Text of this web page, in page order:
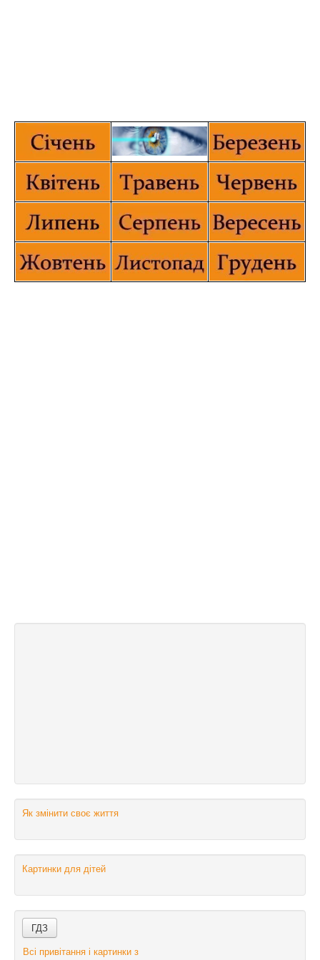
Як змінити своє життя
Картинки для дітей
Всі привітання і картинки з